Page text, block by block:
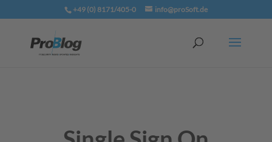
+49 (0) 8171/405-0 info@proSoft.de